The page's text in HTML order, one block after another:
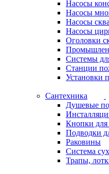
Насосы
Насосы
Насосы
Насосы
Оголовки
Системы
Станции
Установки
Сантехника
Душевые
Кнопки для
Подводки
Раковины
Система
Трапы,